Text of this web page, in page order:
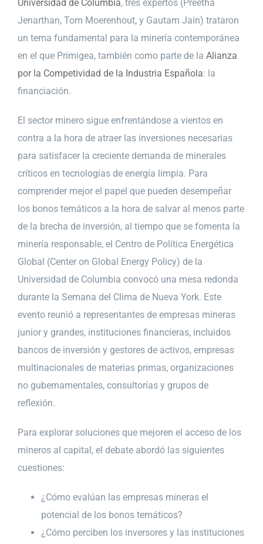
Universidad de Columbia, tres expertos (Preetha
Jenarthan, Tom Moerenhout, y Gautam Jain) trataron
un tema fundamental para la minería contemporánea
en el que Primigea, también como parte de la Alianza
por la Competividad de la Industria Española: la
financiación.
El sector minero sigue enfrentándose a vientos en
contra a la hora de atraer las inversiones necesarias
para satisfacer la creciente demanda de minerales
críticos en tecnologías de energía limpia. Para
comprender mejor el papel que pueden desempeñar
los bonos temáticos a la hora de salvar al menos parte
de la brecha de inversión, al tiempo que se fomenta la
minería responsable, el Centro de Política Energética
Global (Center on Global Energy Policy) de la
Universidad de Columbia convocó una mesa redonda
durante la Semana del Clima de Nueva York. Este
evento reunió a representantes de empresas mineras
junior y grandes, instituciones financieras, incluidos
bancos de inversión y gestores de activos, empresas
multinacionales de materias primas, organizaciones
no gubernamentales, consultorías y grupos de
reflexión.
Para explorar soluciones que mejoren el acceso de los
mineros al capital, el debate abordó las siguientes
cuestiones:
¿Cómo evalúan las empresas mineras el
potencial de los bonos temáticos?
¿Cómo perciben los inversores y las instituciones